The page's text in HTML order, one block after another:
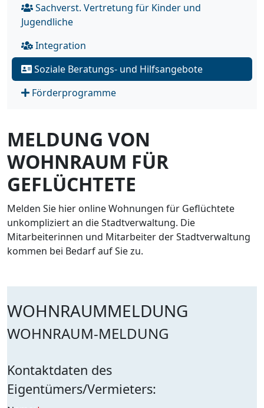
Sachverst. Vertretung für Kinder und
Jugendliche
Integration
Soziale Beratungs- und Hilfsangebote
Förderprogramme
MELDUNG VON
WOHNRAUM FÜR
GEFLÜCHTETE
Melden Sie hier online Wohnungen für Geflüchtete
unkompliziert an die Stadtverwaltung. Die
Mitarbeiterinnen und Mitarbeiter der Stadtverwaltung
kommen bei Bedarf auf Sie zu.
WOHNRAUMMELDUNG
WOHNRAUM-MELDUNG
Kontaktdaten des
Eigentümers/Vermieters: